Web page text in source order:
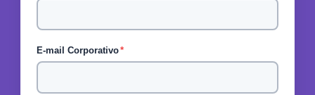
E-mail Corporativo*